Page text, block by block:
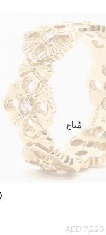
7,220 AED
مُباع